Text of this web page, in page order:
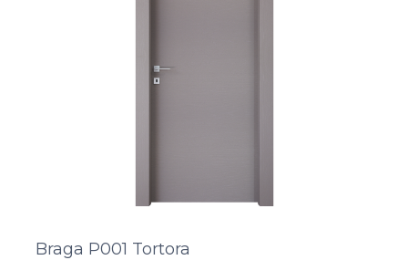
Braga P001 Tortora